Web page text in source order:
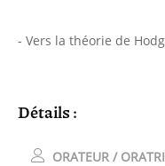
- Vers la théorie de
Détails :
ORATEUR /